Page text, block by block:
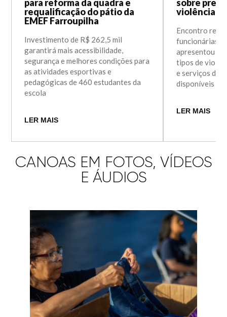
para reforma da quadra e
requalificação do pátio da
EMEF Farroupilha
Investimento de R$ 262,5 mil
garantirá mais acessibilidade,
segurança e melhores condições para
as atividades esportivas e
pedagógicas de 460 estudantes da
escola
LER MAIS
sobre
violência
Encontro
funcionárias
apresentou
tipos de
e serviços de
disponíveis
LER MAIS
CANOAS EM FOTOS, VÍDEOS
E ÁUDIOS